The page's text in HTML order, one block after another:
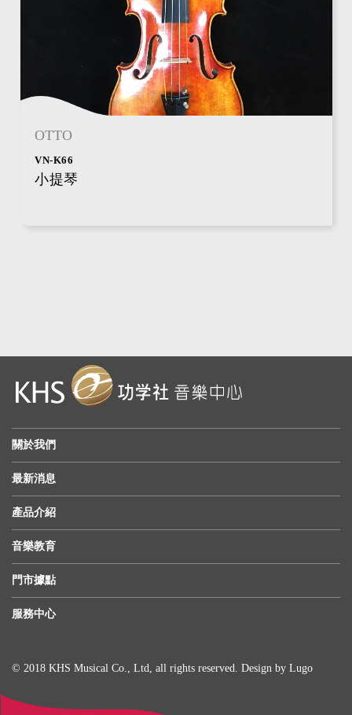
OTTO
VN-K66
小提琴
關於我們
最新消息
產品介紹
音樂教育
門市據點
服務中心
© 2018 KHS Musical Co., Ltd, all rights reserved. Design by Lugo